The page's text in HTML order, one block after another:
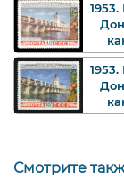
1953.
ГЭС.
Смотрите